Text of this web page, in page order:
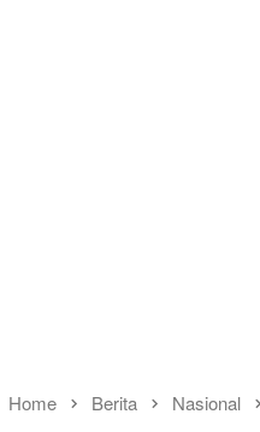
Home Berita Nasional